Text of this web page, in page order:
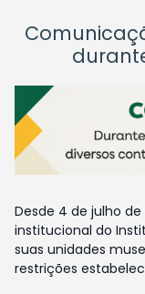
Desde 4 de julho
institucional do
suas unidades
restrições